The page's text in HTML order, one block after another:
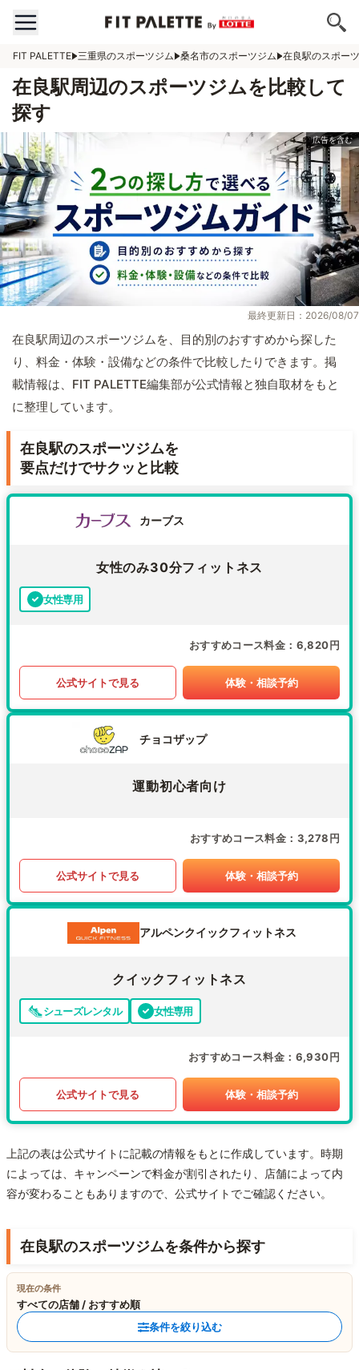
FIT PALETTE 三重県のスポーツジム 桑名市のスポーツジム 在良駅のスポー
在良駅周辺のスポーツジムを比較して
探す
最終更新日：2026/08/07
在良駅周辺のスポーツジムを、目的別のおすすめから探した
り、料金・体験・設備などの条件で比較したりできます。掲
載情報は、FIT PALETTE編集部が公式情報と独自取材をもと
に整理しています。
在良駅のスポーツジムを
要点だけでサクッと比較
カーブス
女性のみ30分フィットネス
女性専用
おすすめコース料金 6,820円
公式サイトで見る 体験・相談予約
チョコザップ
運動初心者向け
おすすめコース料金 3,278円
公式サイトで見る 体験・相談予約
アルペンクイックフィットネス
クイックフィットネス
シューズレンタル 女性専用
おすすめコース料金 6,930円
公式サイトで見る 体験・相談予約
上記の表は公式サイトに記載の情報をもとに作成しています。時期
によっては、キャンペーンで料金が割引されたり、店舗によって内
容が変わることもありますので、公式サイトでご確認ください。
在良駅のスポーツジムを条件から探す
現在の条件
すべての店舗 / おすすめ順
条件を絞り込む